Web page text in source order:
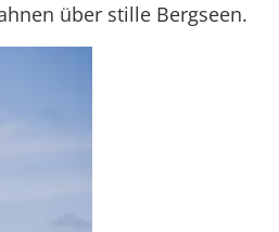
über stille Bergseen.